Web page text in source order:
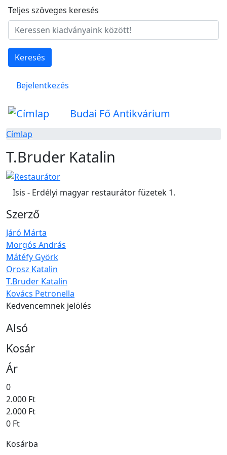
Ugrás a tartalomra
Teljes szöveges keresés
Keresés
Felhasználói fiók menüje
Bejelentkezés
Budai Fő Antikvárium
Címlap
T.Bruder Katalin
Isis - Erdélyi magyar restaurátor füzetek 1.
Szerző
Járó Márta
Morgós András
Mátéfy Györk
Orosz Katalin
T.Bruder Katalin
Kovács Petronella
Kedvencemnek jelölés
Alsó
Kosár
Ár
0
2.000 Ft
2.000 Ft
0 Ft
Kosárba